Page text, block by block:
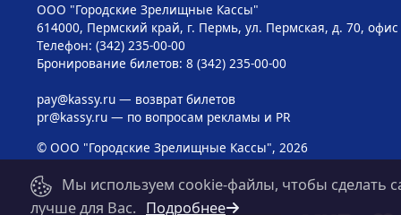
ООО "Городские Зрелищные Кассы"
614000, Пермский край, г. Пермь, ул. Пермская, д. 70, офис
Телефон: (342) 235-00-00
Бронирование билетов: 8 (342) 235-00-00
pay@kassy.ru— возврат билетов
pr@kassy.ru— по вопросам рекламы и PR
© ООО "Городские Зрелищные Кассы", 2026
Мы используем cookie-файлы, чтобы сделать
лучше для Вас. Подробнее